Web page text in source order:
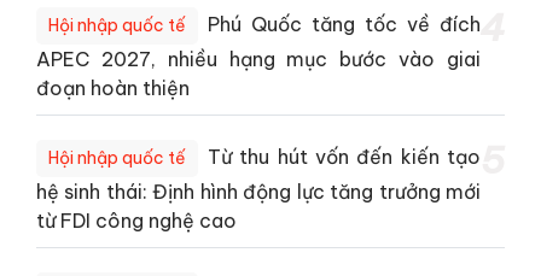
Hội nhập quốc tế
Phú Quốc tăng tốc về đích
APEC 2027, nhiều hạng mục bước vào giai
đoạn hoàn thiện
Hội nhập quốc tế
Từ thu hút vốn đến kiến tạo
hệ sinh thái: Định hình động lực tăng trưởng mới
từ FDI công nghệ cao